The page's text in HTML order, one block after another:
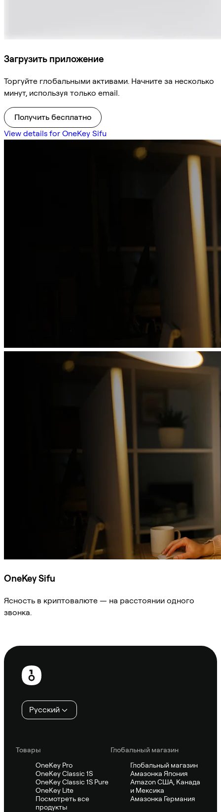
Загрузить приложение
Торгуйте глобальными активами. Начните за несколько
минут, используя только email.
Получить бесплатно
View details for OneKey Sifu
OneKey Sifu
Ясность в криптовалюте — на расстоянии одного
звонка.
Нижний
колонтитул
Русский
Товары
OneKey Pro
OneKey Classic 1S
OneKey Classic 1S Pure
OneKey Lite
Посмотреть все
продукты
Глобальный магазин
Глобальный магазин
Амазонка Япония
Amazon США, Канада
и Мексика
Амазонка Германия